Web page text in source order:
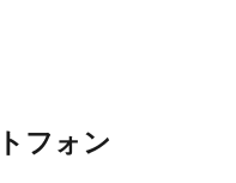
フォン